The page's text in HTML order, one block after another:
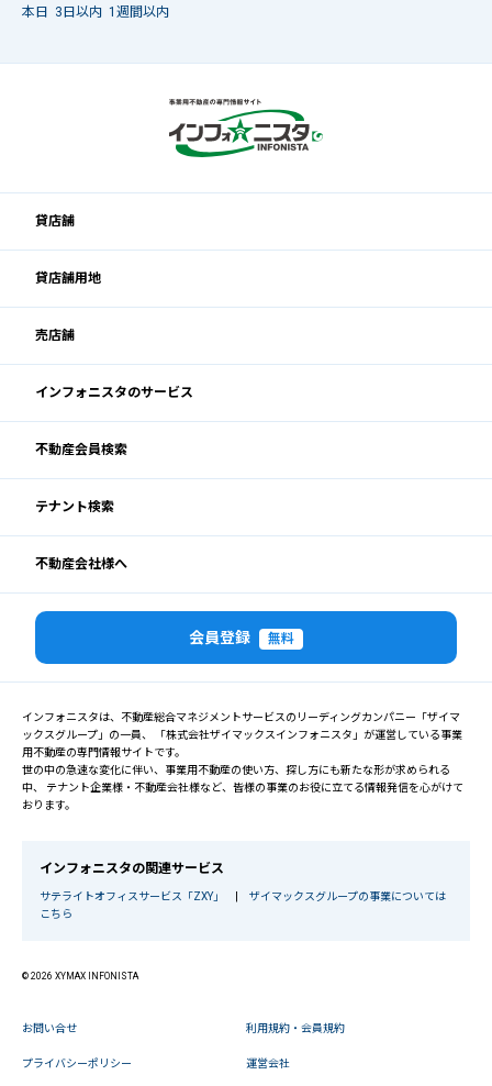
本日
3日以内 1週間以内
貸店舗
貸店舗用地
売店舗
インフォニスタのサービス
不動産会員検索
テナント検索
不動産会社様へ
会員登録 無料
インフォニスタは、不動産総合マネジメントサービスのリーディングカンパニー「ザイマ
ックスグループ」の一員、 「株式会社ザイマックスインフォニスタ」が運営している事業
用不動産の専門情報サイトです。
世の中の急速な変化に伴い、事業用不動産の使い方、探し方にも新たな形が求められる
中、 テナント企業様・不動産会社様など、皆様の事業のお役に立てる情報発信を心がけて
おります。
インフォニスタの関連サービス
サテライトオフィスサービス「ZXY」
ザイマックスグループの事業については
こちら
© 2026 XYMAX INFONISTA
お問い合せ 利用規約・会員規約
プライバシーポリシー 運営会社